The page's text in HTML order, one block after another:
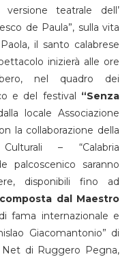
teatrale dell’
de Paula”, sulla vita
il santo calabrese
inizierà alle ore
nel quadro dei
e del festival “Senza
locale Associazione
la collaborazione della
– “Calabria
palcoscenico saranno
disponibili fino ad
dal Maestro
fama internazionale e
Giacomantonio” di
Net di Ruggero Pegna,